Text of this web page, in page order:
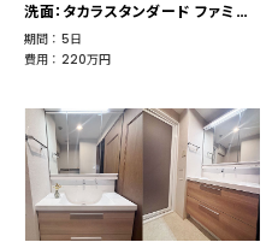
洗面：タカラスタンダード ファミーユ
期間 ： 5日
費用 ： 220万円